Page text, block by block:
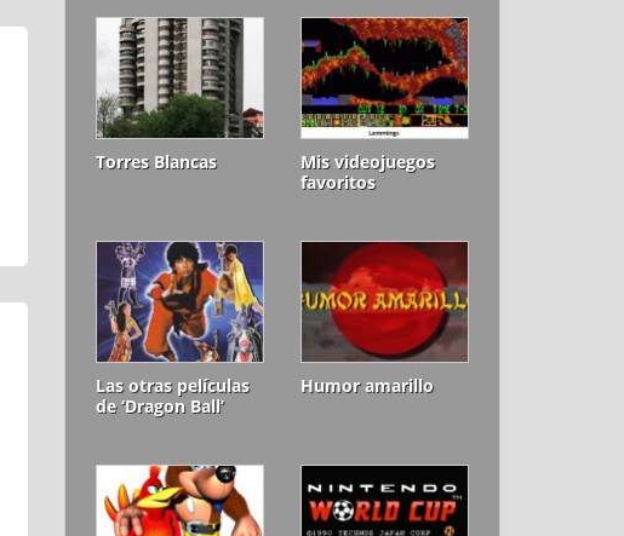
Torres Blancas
Mis videojuegos
favoritos
Las otras películas
de ‘Dragon Ball’
Humor amarillo